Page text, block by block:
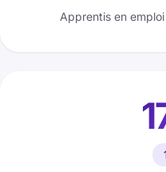
Apprentis en